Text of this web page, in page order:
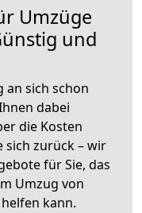
Umzüge
und
an sich schon
dabei
die Kosten
sich zurück – wir
für Sie, das
Umzug von
kann.